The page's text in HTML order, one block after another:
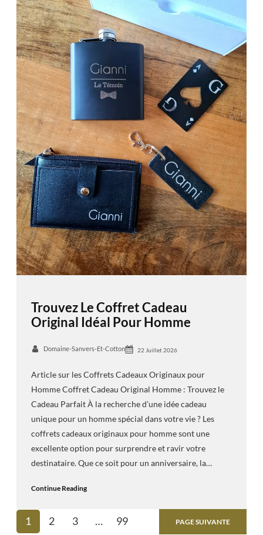
Trouvez Le Coffret Cadeau
Original Idéal Pour Homme
Domaine-Sanvers-Et-Cotton 22 Juillet 2026
Article sur les Coffrets Cadeaux Originaux pour
Homme Coffret Cadeau Original Homme : Trouvez le
Cadeau Parfait À la recherche d’une idée cadeau
unique pour un homme spécial dans votre vie ? Les
coffrets cadeaux originaux pour homme sont une
excellente option pour surprendre et ravir votre
destinataire. Que ce soit pour un anniversaire, la…
Continue Reading
1 2 3 … 99 PAGE SUIVANTE